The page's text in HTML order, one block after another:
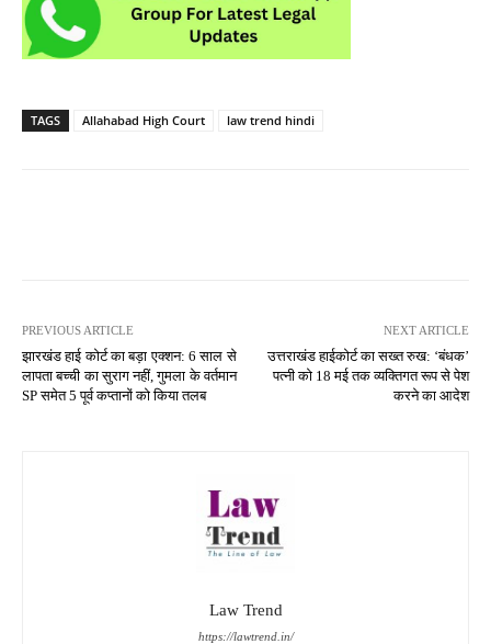
TAGS Allahabad High Court law trend hindi
PREVIOUS ARTICLE
झारखंड हाई कोर्ट का बड़ा एक्शन: 6 साल से
लापता बच्ची का सुराग नहीं, गुमला के वर्तमान
SP समेत 5 पूर्व कप्तानों को किया तलब
NEXT ARTICLE
उत्तराखंड हाईकोर्ट का सख्त रुख: ‘बंधक’
पत्नी को 18 मई तक व्यक्तिगत रूप से पेश
करने का आदेश
Law Trend
https://lawtrend.in/